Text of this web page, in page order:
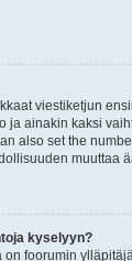
viestiketjun
ja ainakin kaksi
also set the
muuttaa
kyselyyn?
foorumin